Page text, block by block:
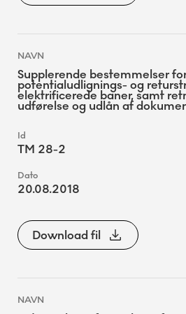
Supplerende bestemmelser
potentialudlignings- og
elektrificerede baner, samt
udførelse og udlån af
TM 28-2
20.08.2018
Download fil